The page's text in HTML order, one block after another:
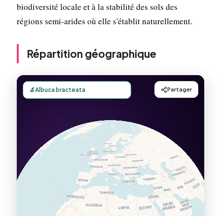
biodiversité locale et à la stabilité des sols des
régions semi-arides où elle s'établit naturellement.
Répartition géographique